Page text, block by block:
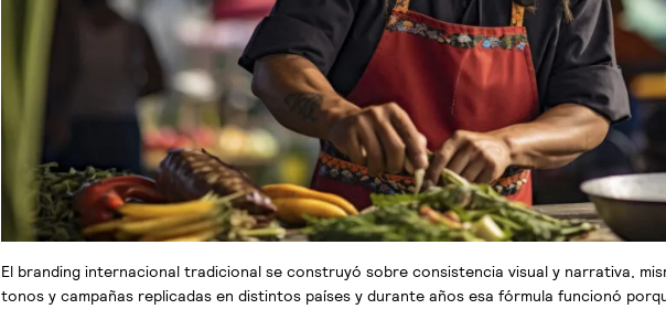
El branding internacional tradicional se construyó sobre consistencia visual y narrativa,
tonos y campañas replicadas en distintos países y durante años esa fórmula funcionó